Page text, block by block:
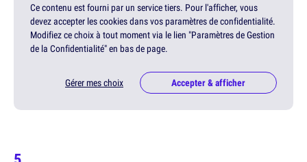
Ce contenu est fourni par un service tiers. Pour l'afficher, vous
devez accepter les cookies dans vos paramètres de confidentialité.
Modifiez ce choix à tout moment via le lien "Paramètres de Gestion
de la Confidentialité" en bas de page.
Gérer mes choix Accepter & afficher